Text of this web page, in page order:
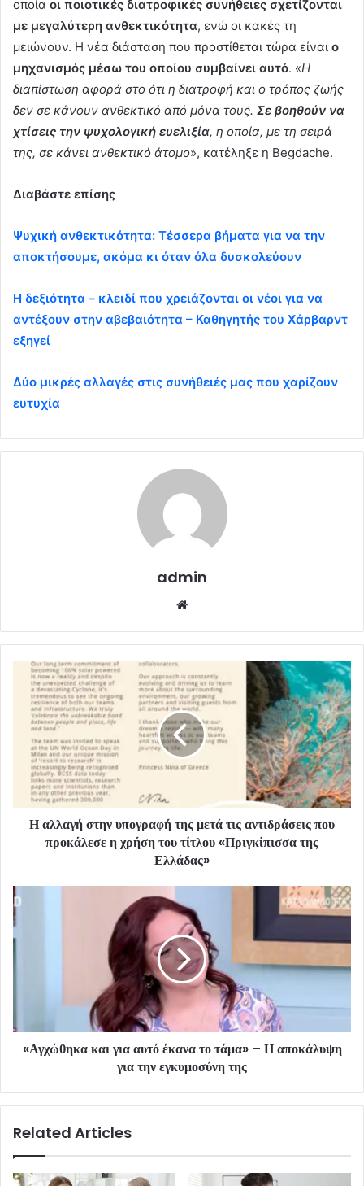
οποία οι ποιοτικές διατροφικές συνήθειες σχετίζονται
με μεγαλύτερη ανθεκτικότητα, ενώ οι κακές τη
μειώνουν. Η νέα διάσταση που προστίθεται τώρα είναι ο
μηχανισμός μέσω του οποίου συμβαίνει αυτό. «Η
διαπίστωση αφορά στο ότι η διατροφή και ο τρόπος ζωής
δεν σε κάνουν ανθεκτικό από μόνα τους. Σε βοηθούν να
χτίσεις την ψυχολογική ευελιξία, η οποία, με τη σειρά
της, σε κάνει ανθεκτικό άτομο», κατέληξε η Begdache.
Διαβάστε επίσης
Ψυχική ανθεκτικότητα: Τέσσερα βήματα για να την
αποκτήσουμε, ακόμα κι όταν όλα δυσκολεύουν
Η δεξιότητα – κλειδί που χρειάζονται οι νέοι για να
αντέξουν στην αβεβαιότητα – Καθηγητής του Χάρβαρντ
εξηγεί
Δύο μικρές αλλαγές στις συνήθειές μας που χαρίζουν
ευτυχία
admin
Η αλλαγή στην υπογραφή της μετά τις αντιδράσεις που
προκάλεσε η χρήση του τίτλου «Πριγκίπισσα της
Ελλάδας»
«Αγχώθηκα και για αυτό έκανα το τάμα» – Η αποκάλυψη
για την εγκυμοσύνη της
Related Articles